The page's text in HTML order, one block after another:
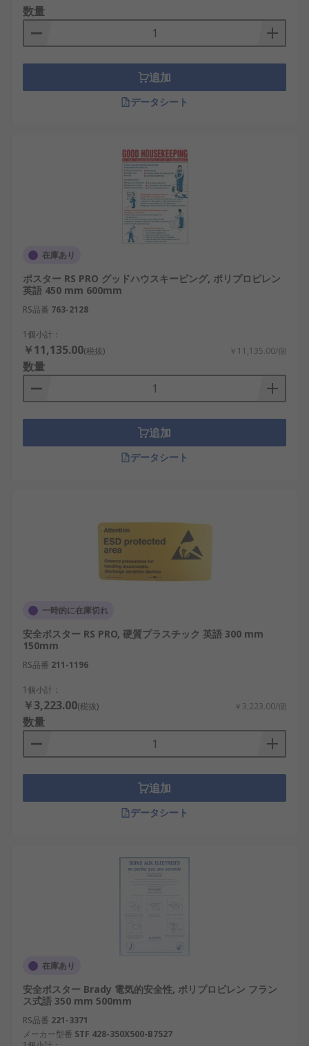
数量
追加
データシート
在庫あり
ポスター RS PRO グッドハウスキーピング, ポリプロピレン
英語 450 mm 600mm
RS品番 763-2128
1個小計：
￥11,135.00(税抜) ￥11,135.00/個
数量
追加
データシート
一時的に在庫切れ
安全ポスター RS PRO, 硬質プラスチック 英語 300 mm
150mm
RS品番 211-1196
1個小計：
￥3,223.00(税抜) ￥3,223.00/個
数量
追加
データシート
在庫あり
安全ポスター Brady 電気的安全性, ポリプロピレン フラン
ス式語 350 mm 500mm
RS品番 221-3371
メーカー型番 STF 428-350X500-B7527